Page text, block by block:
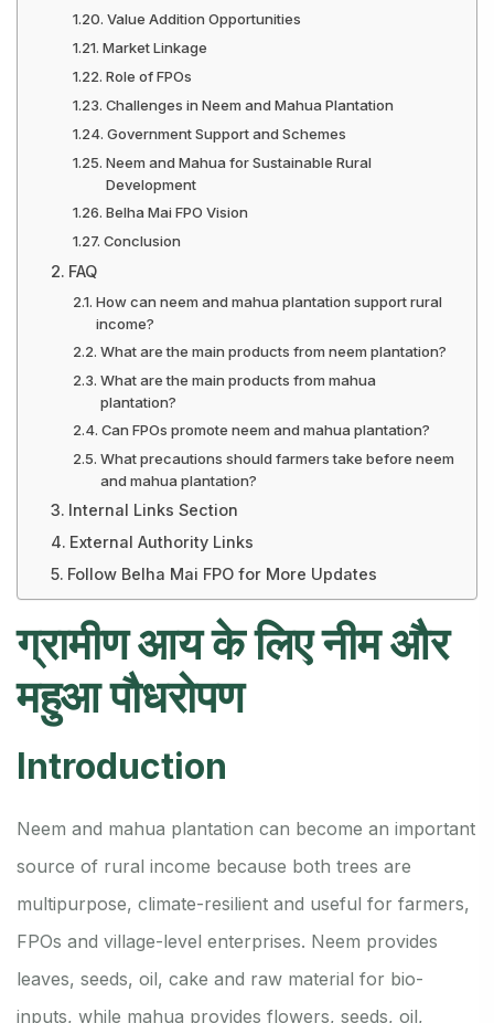
Value Addition Opportunities
Market Linkage
Role of FPOs
Challenges in Neem and Mahua Plantation
Government Support and Schemes
Neem and Mahua for Sustainable Rural
Development
Belha Mai FPO Vision
Conclusion
FAQ
How can neem and mahua plantation support rural
income?
What are the main products from neem plantation?
What are the main products from mahua
plantation?
Can FPOs promote neem and mahua plantation?
What precautions should farmers take before neem
and mahua plantation?
Internal Links Section
External Authority Links
Follow Belha Mai FPO for More Updates
ग्रामीण आय के लिए नीम और
महुआ पौधरोपण
Introduction
Neem and mahua plantation can become an important
source of rural income because both trees are
multipurpose, climate-resilient and useful for farmers,
FPOs and village-level enterprises. Neem provides
leaves, seeds, oil, cake and raw material for bio-
inputs, while mahua provides flowers, seeds, oil,